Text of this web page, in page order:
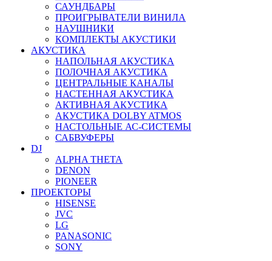
САУНДБАРЫ
ПРОИГРЫВАТЕЛИ ВИНИЛА
НАУШНИКИ
КОМПЛЕКТЫ АКУСТИКИ
АКУСТИКА
НАПОЛЬНАЯ АКУСТИКА
ПОЛОЧНАЯ АКУСТИКА
ЦЕНТРАЛЬНЫЕ КАНАЛЫ
НАСТЕННАЯ АКУСТИКА
АКТИВНАЯ АКУСТИКА
АКУСТИКА DOLBY ATMOS
НАСТОЛЬНЫЕ АС-СИСТЕМЫ
САБВУФЕРЫ
DJ
ALPHA THETA
DENON
PIONEER
ПРОЕКТОРЫ
HISENSE
JVC
LG
PANASONIC
SONY